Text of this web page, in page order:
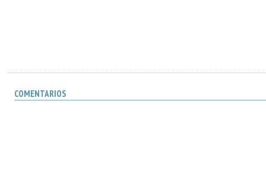
COMENTARIOS